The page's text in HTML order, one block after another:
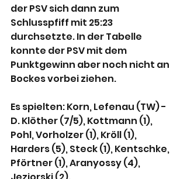
der PSV sich dann zum
Schlusspfiff mit 25:23
durchsetzte. In der Tabelle
konnte der PSV mit dem
Punktgewinn aber noch nicht an
Bockes vorbei ziehen.
Es spielten: Korn, Lefenau (TW) -
D. Klöther (7/5), Kottmann (1),
Pohl, Vorholzer (1), Kröll (1),
Harders (5), Steck (1), Kentschke,
Pförtner (1), Aranyossy (4),